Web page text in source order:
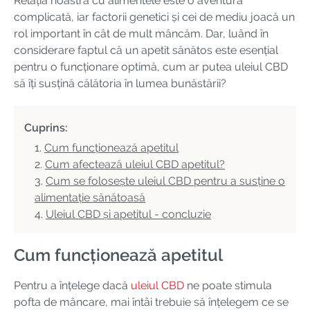
complicată, iar factorii genetici și cei de mediu joacă un
rol important în cât de mult mâncăm. Dar, luând în
considerare faptul că un apetit sănătos este esențial
pentru o funcționare optimă, cum ar putea uleiul CBD
să îți susțină călătoria în lumea bunăstării?
Cuprins:
Cum funcționează apetitul
Cum afectează uleiul CBD apetitul?
Cum se folosește uleiul CBD pentru a susține o
alimentație sănătoasă
Uleiul CBD și apetitul - concluzie
Cum funcționează apetitul
Pentru a înțelege dacă uleiul CBD ne poate stimula
pofta de mâncare, mai întâi trebuie să înțelegem ce se